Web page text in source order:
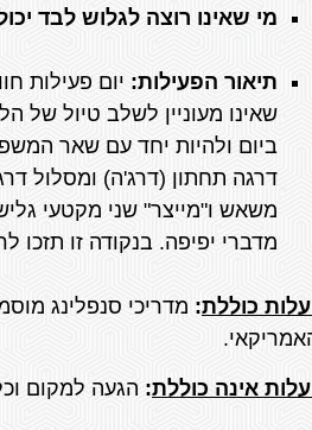
מי שאינו רוצה לגלוש לבד
תיאור הפעילות: יום פעילות
שאינו מעוניין לשלב טיול של
ביום ולהיות יחד עם שאר
דרגה תחתון (דרג'ה) ומסלול
מדברי יפיפה. בנקודה זו
כוללת: מדריכי סנפלינג
אינה כוללת: הגעה למקום